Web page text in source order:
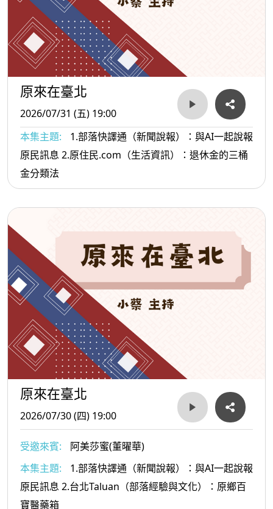
原來在臺北
2026/07/31 (五) 19:00
本集主題:
1.部落快譯通（新聞說報）：與AI一起說報
原民訊息 2.原住民.com（生活資訊）：退休金的三桶
金分類法
原來在臺北
2026/07/30 (四) 19:00
受邀來賓:
阿美莎蜜(董曜華)
本集主題:
1.部落快譯通（新聞說報）：與AI一起說報
原民訊息 2.台北Taluan（部落經驗與文化）：原鄉百
寶醫藥箱